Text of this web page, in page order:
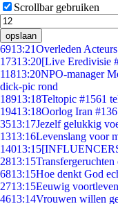
Scrollbar gebruiken
opslaan
6913:21Overleden
17313:20[Live Eredivisie
11813:20NPO-manager
dick-pic rond
18913:18Teltopic #1561
19413:18Oorlog Iran
3513:17Jezelf gelukkig
1313:16Levenslang voor
14013:15
2813:15
6813:15Hoe denkt God
2713:15Eeuwig voortleven
4613:14Vrouwen willen